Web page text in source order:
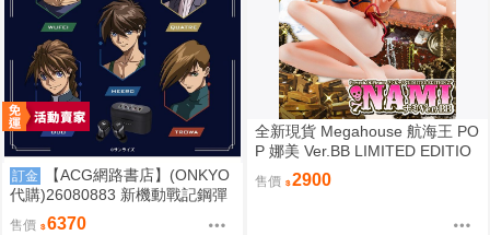
訂金
【ACG網路書店】(ONKYO
代購)26080883 新機動戰記鋼彈
W 聯名耳機 CP-TWS01F
售價 6370
全新現貨 Megahouse 航海王 PO
P 娜美 Ver.BB LIMITED EDITIO
N PVC
售價 2900